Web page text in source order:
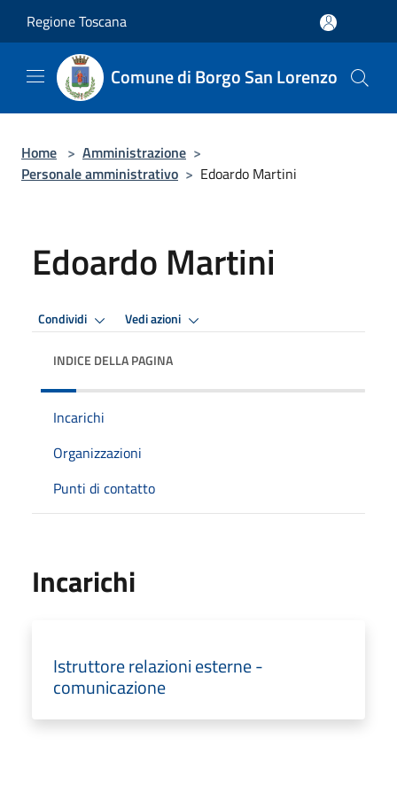
Regione Toscana
Comune di Borgo San Lorenzo
Home > Amministrazione >
Personale amministrativo > Edoardo Martini
Edoardo Martini
Condividi Vedi azioni
INDICE DELLA PAGINA
Incarichi
Organizzazioni
Punti di contatto
Incarichi
Istruttore relazioni esterne -
comunicazione